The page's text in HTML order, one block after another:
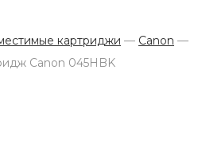
картриджи — Canon —
Canon 045HBK